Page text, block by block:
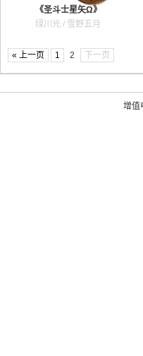
《圣斗士星矢Ω》
绿川光 / 雪野五月
« 上一页 1 2 下一页
增值